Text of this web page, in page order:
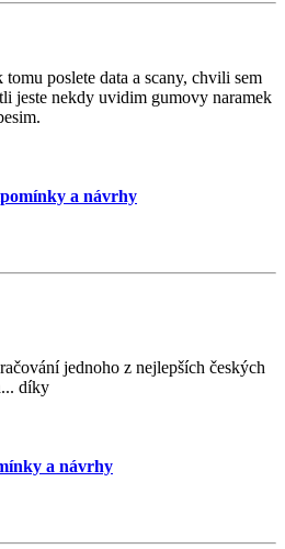
poslete data a scany, chvili sem
jeste nekdy uvidim gumovy naramek
a návrhy
jednoho z nejlepších českých
díky
a návrhy